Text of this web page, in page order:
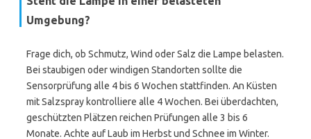
Umgebung?
Frage dich, ob Schmutz, Wind oder Salz die Lampe belasten.
Bei staubigen oder windigen Standorten sollte die
Sensorprüfung alle 4 bis 6 Wochen stattfinden. An Küsten
mit Salzspray kontrolliere alle 4 Wochen. Bei überdachten,
geschützten Plätzen reichen Prüfungen alle 3 bis 6
Monate. Achte auf Laub im Herbst und Schnee im Winter.